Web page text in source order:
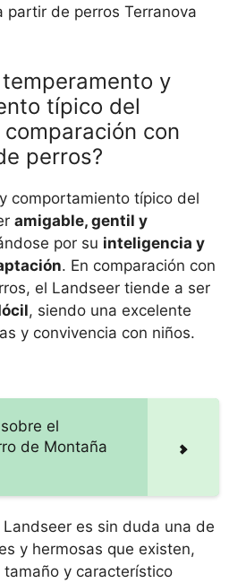
partir de perros Terranova
y
típico del
con
perros?
comportamiento típico del
amigable, gentil y
por su inteligencia y
. En comparación con
el Landseer tiende a ser
, siendo una excelente
y convivencia con niños.
el
de Montaña
es sin duda una de
y hermosas que existen,
y característico